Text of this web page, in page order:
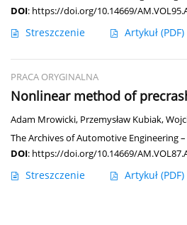
DOI: https://doi.org/10.14669/
Streszczenie Artykuł (PDF)
PRACA ORYGINALNA
Nonlinear method of
Adam Mrowicki, Przemysław Kubiak,
The Archives of Automotive Engineering
DOI: https://doi.org/10.14669/
Streszczenie Artykuł (PDF)